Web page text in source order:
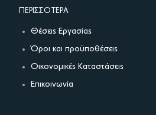
ΠΕΡΙΣΣΌΤΕΡΑ
Θέσεις Εργασίας
Όροι και προϋποθέσεις
Οικονομικές Καταστάσεις
Επικοινωνία